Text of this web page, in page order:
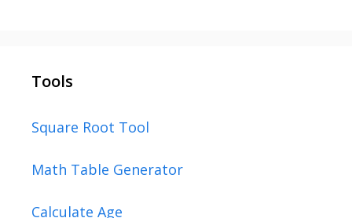
Tools
Square Root Tool
Math Table Generator
Calculate Age